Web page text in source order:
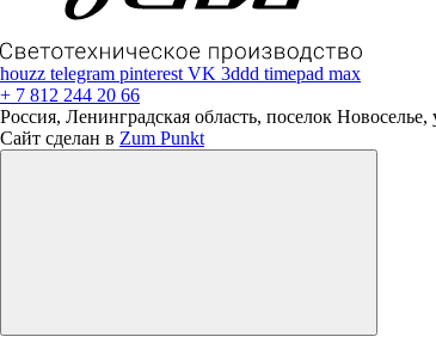
houzz telegram pinterestVK 3ddd timepad max
+ 7 812 244 20 66
Россия, Ленинградская область, поселок
Сайт сделан в Zum Punkt